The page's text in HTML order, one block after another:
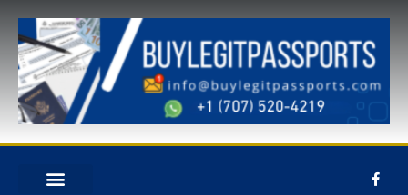
sisältöön
F
a